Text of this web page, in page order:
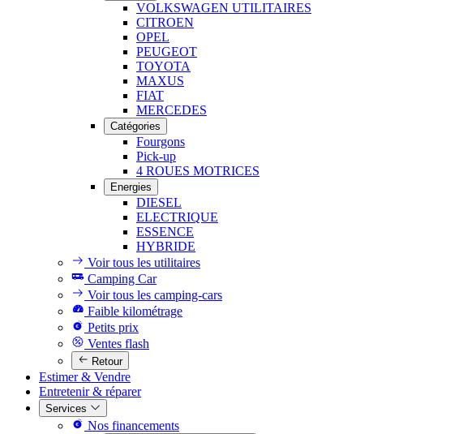
VOLKSWAGEN UTILITAIRES
CITROEN
OPEL
PEUGEOT
TOYOTA
MAXUS
FIAT
MERCEDES
Catégories
Fourgons
Pick-up
4 ROUES MOTRICES
Energies
DIESEL
ELECTRIQUE
ESSENCE
HYBRIDE
Voir tous les utilitaires
Camping Car
Voir tous les camping-cars
Faible kilométrage
Petits prix
Ventes flash
Retour
Estimer & Vendre
Entretenir & réparer
Services
Nos financements